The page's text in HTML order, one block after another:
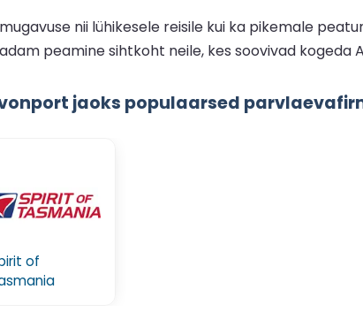
nii lühikesele reisile kui ka pikemale
peamine sihtkoht neile, kes soovivad kogeda
jaoks populaarsed
of